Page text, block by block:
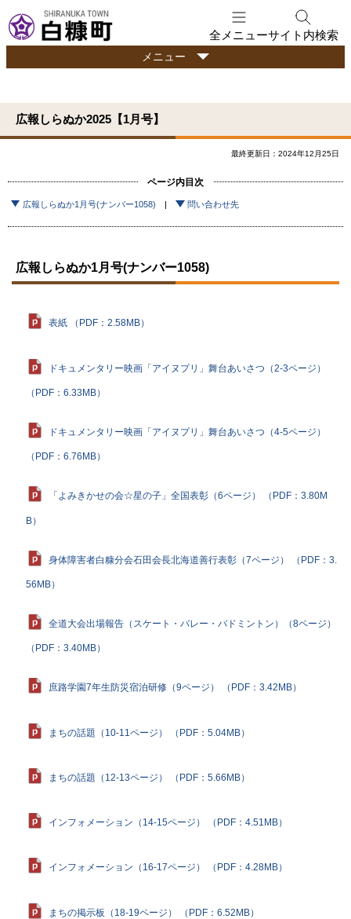
文
へ
ュ
へ
全メニューサイト内検索
行
政
報
メニュー
広報しらぬか2025【1月号】
最終更新日：2024年12月25日
ページ内目次
広報しらぬか1月号(ナンバー1058) 問い合わせ先
広報しらぬか1月号(ナンバー1058)
表紙 （PDF：2.58MB）
ドキュメンタリー映画「アイヌプリ」舞台あいさつ（2-3ページ）
（PDF：6.33MB）
ドキュメンタリー映画「アイヌプリ」舞台あいさつ（4-5ページ）
（PDF：6.76MB）
「よみきかせの会☆星の子」全国表彰（6ページ） （PDF：3.80M
B）
身体障害者白糠分会石田会長北海道善行表彰（7ページ） （PDF：3.
56MB）
全道大会出場報告（スケート・バレー・バドミントン）（8ページ）
（PDF：3.40MB）
庶路学園7年生防災宿泊研修（9ページ） （PDF：3.42MB）
まちの話題（10-11ページ） （PDF：5.04MB）
まちの話題（12-13ページ） （PDF：5.66MB）
インフォメーション（14-15ページ） （PDF：4.51MB）
インフォメーション（16-17ページ） （PDF：4.28MB）
まちの掲示板（18-19ページ） （PDF：6.52MB）